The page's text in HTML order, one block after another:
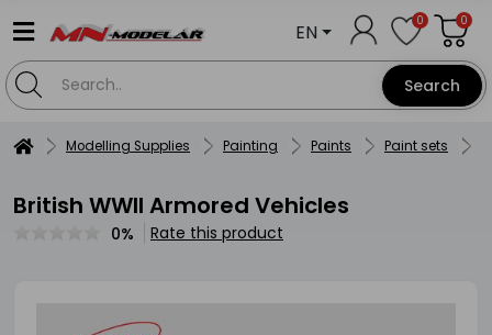
Search
EN 0 0
Modelling Supplies Painting Paints Paint sets
British WWII Armored Vehicles
0% Rate this product